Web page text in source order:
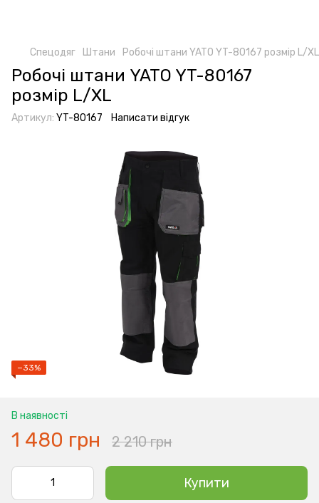
Спецодяг Штани Робочі штани YATO YT-80167 розмір L/XL
Робочі штани YATO YT-80167
розмір L/XL
Артикул: YT-80167 Написати відгук
−33%
В наявності
1 480 грн 2 210 грн
Купити